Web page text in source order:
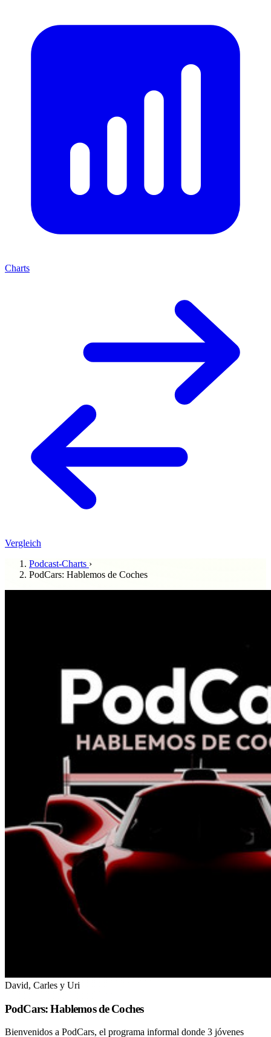
Charts
Vergleich
Podcast-Charts ›
PodCars: Hablemos de Coches
David, Carles y Uri
PodCars: Hablemos de Coches
Bienvenidos a PodCars, el programa informal donde 3 jóvenes